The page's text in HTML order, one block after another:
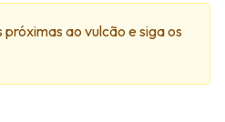
ao vulcão e siga os